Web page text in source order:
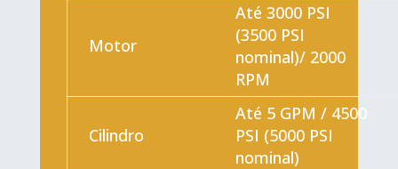
Motor
Até 3000 PSI
(3500 PSI
nominal)/ 2000
RPM
Cilindro
Até 5 GPM / 4500
PSI (5000 PSI
nominal)